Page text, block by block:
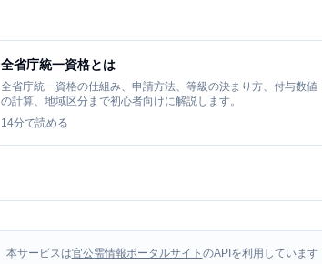
全省庁統一資格とは
全省庁統一資格の仕組み、申請方法、等級の決まり方、付与数値
の計算、地域区分まで初心者向けに解説します。
14分で読める
本サービスは官公需情報ポータルサイト のAPIを利用しています